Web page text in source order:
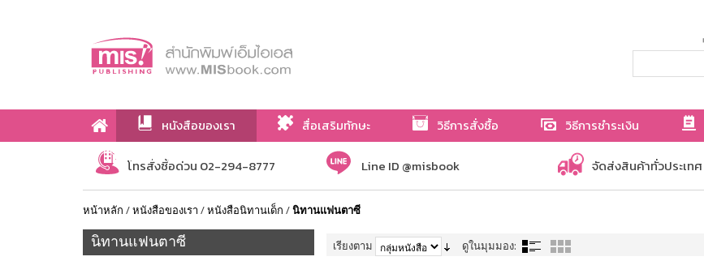
หนังสือของเรา สื่อเสริมทักษะ วิธีการสั่งซื้อ วิธีการชำระเงิน
เกี่ยวกับเรา
โทรสั่งซื้อด่วน 02-294-8777 Line ID @misbook จัดส่งสินค้าทั่วประเทศ
หน้าหลัก /หนังสือของเรา /หนังสือนิทานเด็ก /นิทานแฟนตาซี
นิทานแฟนตาซี เรียงตาม ดูในมุมมอง: